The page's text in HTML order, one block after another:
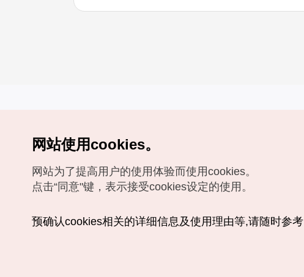
如有相关疑问或建议，欢迎来信。VISITKOREA官方邮箱
chnsim@knto.or.kr
网站使用cookies。
网站为了提高用户的使用体验而使用cookies。
点击“同意"键，表示接受cookies设定的使用。
预确认cookies相关的详细信息及使用理由等,请随时参考